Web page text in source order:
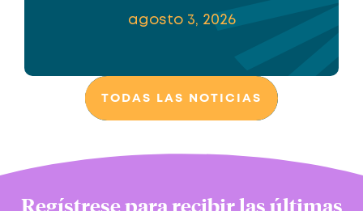
agosto 3, 2026
TODAS LAS NOTICIAS
Regístrese para recibir las últimas